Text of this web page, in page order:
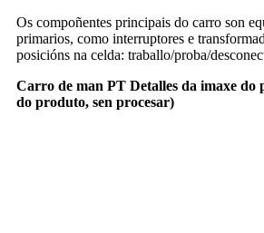
Os compoñentes principais do carro son
primarios, como interruptores e
posicións na celda: traballo/proba/
Carro de man PT Detalles da imaxe do
do produto, sen procesar)